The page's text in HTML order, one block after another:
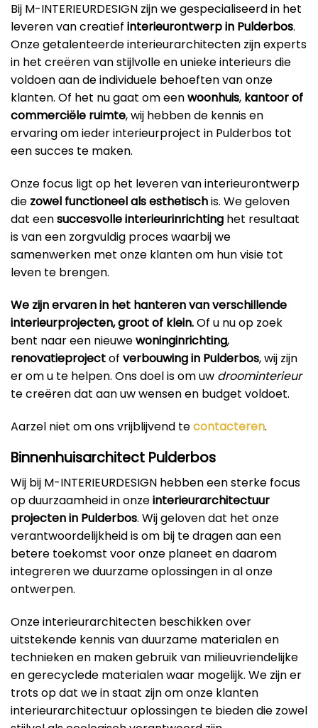
Bij M-INTERIEURDESIGN zijn we gespecialiseerd in het
leveren van creatief interieurontwerp in Pulderbos.
Onze getalenteerde interieurarchitecten zijn experts
in het creëren van stijlvolle en unieke interieurs die
voldoen aan de individuele behoeften van onze
klanten. Of het nu gaat om eenwoonhuis, kantoorof
commerciële ruimte, wij hebben de kennis en
ervaring om ieder interieurproject in Pulderbos tot
een succes te maken.
Onze focus ligt op het leveren van interieurontwerp
die zowel functioneel als esthetischis. We geloven
dat eensuccesvolle interieurinrichting het resultaat
is van een zorgvuldig proces waarbij we
samenwerken met onze klanten om hun visie tot
leven te brengen.
We zijn ervaren in het hanteren van verschillende
interieurprojecten, groot of klein.Of u nu op zoek
bent naar een nieuwewoninginrichting,
renovatieprojectof verbouwing in Pulderbos, wij zijn
er om u te helpen. Ons doel is om uw droominterieur
te creëren dat aan uw wensen en budget voldoet.
Aarzel niet om ons vrijblijvend tecontacteren.
Binnenhuisarchitect Pulderbos
Wij bij M-INTERIEURDESIGN hebben een sterke focus
op duurzaamheid in onzeinterieurarchitectuur
projecten in Pulderbos. Wij geloven dat het onze
verantwoordelijkheid is om bij te dragen aan een
betere toekomst voor onze planeet en daarom
integreren we duurzame oplossingen in al onze
ontwerpen.
Onze interieurarchitecten beschikken over
uitstekende kennis van duurzame materialen en
technieken en maken gebruik van milieuvriendelijke
en gerecyclede materialen waar mogelijk. We zijn er
trots op dat we in staat zijn om onze klanten
interieurarchitectuur oplossingen te bieden die zowel